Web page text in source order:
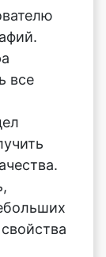
все